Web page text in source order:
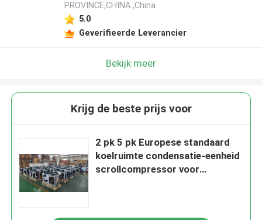
PROVINCE,CHINA ,China
5.0
Geverifieerde Leverancier
Bekijk meer
Krijg de beste prijs voor
2 pk 5 pk Europese standaard
koelruimte condensatie-eenheid
scrollcompressor voor